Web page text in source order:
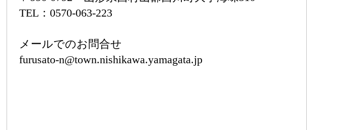
TEL：0570-063-223
メールでのお問合せ
furusato-n@town.nishikawa.yamagata.jp